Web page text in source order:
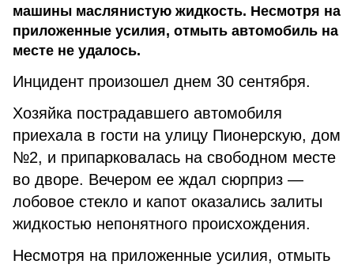
машины маслянистую жидкость. Несмотря на
приложенные усилия, отмыть автомобиль на
месте не удалось.
Инцидент произошел днем 30 сентября.
Хозяйка пострадавшего автомобиля
приехала в гости на улицу Пионерскую, дом
№2, и припарковалась на свободном месте
во дворе. Вечером ее ждал сюрприз —
лобовое стекло и капот оказались залиты
жидкостью непонятного происхождения.
Несмотря на приложенные усилия, отмыть